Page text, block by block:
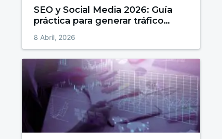
SEO y Social Media 2026: Guía
práctica para generar tráfico
8 Abril, 2026